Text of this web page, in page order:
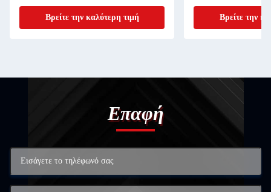
προσαρμογής σας
Βρείτε την καλύτερη τιμή
Βρείτε την
Επαφή